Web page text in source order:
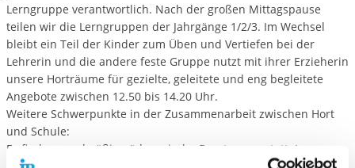
Lerngruppe verantwortlich. Nach der großen Mittagspause
teilen wir die Lerngruppen der Jahrgänge 1/2/3. Im Wechsel
bleibt ein Teil der Kinder zum Üben und Vertiefen bei der
Lehrerin und die andere feste Gruppe nutzt mit ihrer Erzieherin
unsere Horträume für gezielte, geleitete und eng begleitete
Angebote zwischen 12.50 bis 14.20 Uhr.
Weitere Schwerpunkte in der Zusammenarbeit zwischen Hort
und Schule:
Es finden regelmäßig pädagogische Beratungen statt. Im